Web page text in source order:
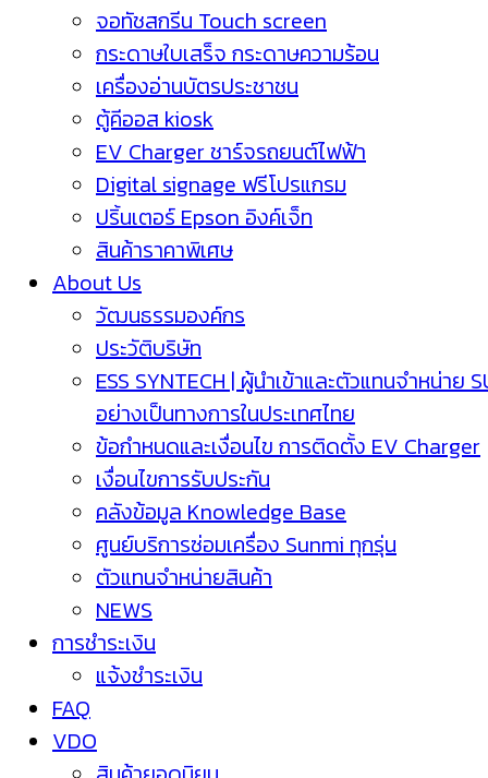
จอทัชสกรีน Touch screen
กระดาษใบเสร็จ กระดาษความร้อน
เครื่องอ่านบัตรประชาชน
ตู้คีออส kiosk
EV Charger ชาร์จรถยนต์ไฟฟ้า
Digital signage ฟรีโปรแกรม
ปริ้นเตอร์ Epson อิงค์เจ็ท
สินค้าราคาพิเศษ
About Us
วัฒนธรรมองค์กร
ประวัติบริษัท
ESS SYNTECH | ผู้นำเข้าและตัวแทนจำหน่าย
อย่างเป็นทางการในประเทศไทย
ข้อกำหนดและเงื่อนไข การติดตั้ง EV Charger
เงื่อนไขการรับประกัน
คลังข้อมูล Knowledge Base
ศูนย์บริการซ่อมเครื่อง Sunmi ทุกรุ่น
ตัวแทนจำหน่ายสินค้า
NEWS
การชำระเงิน
แจ้งชำระเงิน
FAQ
VDO